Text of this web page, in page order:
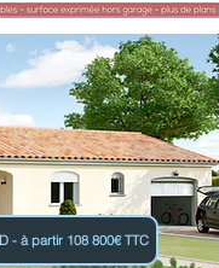
- à partir 108 800€ TTC